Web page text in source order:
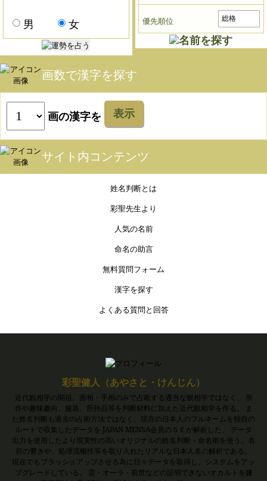
男 女 優先順位
画数で漢字を探す
画の漢字を 表示
サイト内コンテンツ
姓名判断とは
彩聖先生より
人気の名前
命名の助言
無料質問フォーム
漢字を探す
よくある質問と回答
彩聖健人（あやさと・けんじん）
近代観相学の開祖。面相・手相のみで占断する適当な観相学ではなく、 所
作や趣味趣向、服装、所持品等を判断材料に加えた近代観相学を作る。 ま
た姓名判断も過去の占術方法ではなく、現在の日本人のフルネームを独自の
ルートで収集したデータを JAPAN MENSA会員のＳＥが解析した、 データ
出力を使用したより現実性の高いオリジナルの姓名判断・命名術を使う。名
前の響きや、処理流暢性等を取り入れたリアルな日本人名の解析である。
現在でもブラッシュアップさせる為に日々データを取得し、システムをアッ
プグレードしている。 霊・オーラ・前世などの証明できないオカルトを嫌